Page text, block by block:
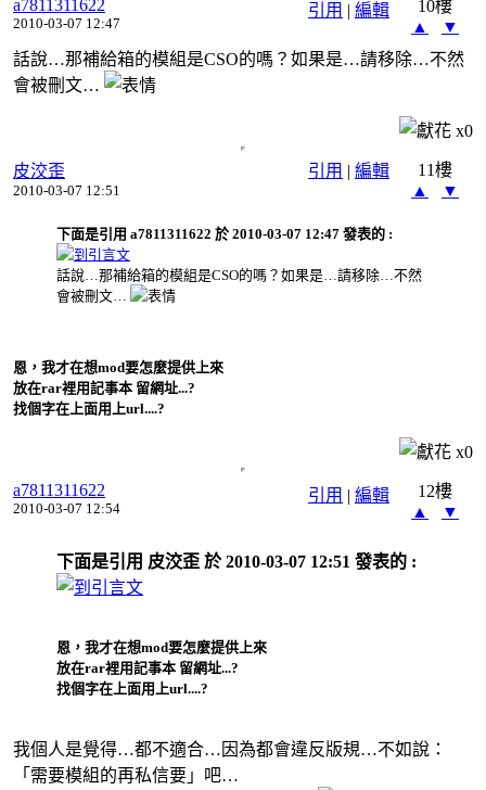
引用 | 編輯
a7811311622
2010-03-07 12:47
10樓
▲
▼
話說…那補給箱的模組是CSO的嗎？如果是…請移除…不然
會被刪文…
x0
引用 | 編輯
皮洨歪
2010-03-07 12:51
11樓
▲
▼
下面是引用 a7811311622 於 2010-03-07 12:47 發表的 :
話說…那補給箱的模組是CSO的嗎？如果是…請移除…不然
會被刪文…
恩，我才在想mod要怎麼提供上來
放在rar裡用記事本 留網址...?
找個字在上面用上url....?
x0
引用 | 編輯
a7811311622
2010-03-07 12:54
12樓
▲
▼
下面是引用 皮洨歪 於 2010-03-07 12:51 發表的 :
恩，我才在想mod要怎麼提供上來
放在rar裡用記事本 留網址...?
找個字在上面用上url....?
我個人是覺得…都不適合…因為都會違反版規…不如說：
「需要模組的再私信要」吧…